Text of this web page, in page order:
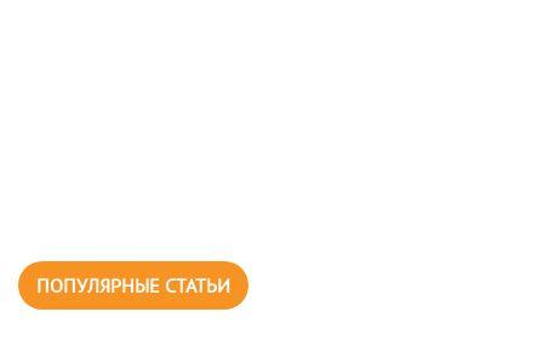
ПОПУЛЯРНЫЕ СТАТЬИ